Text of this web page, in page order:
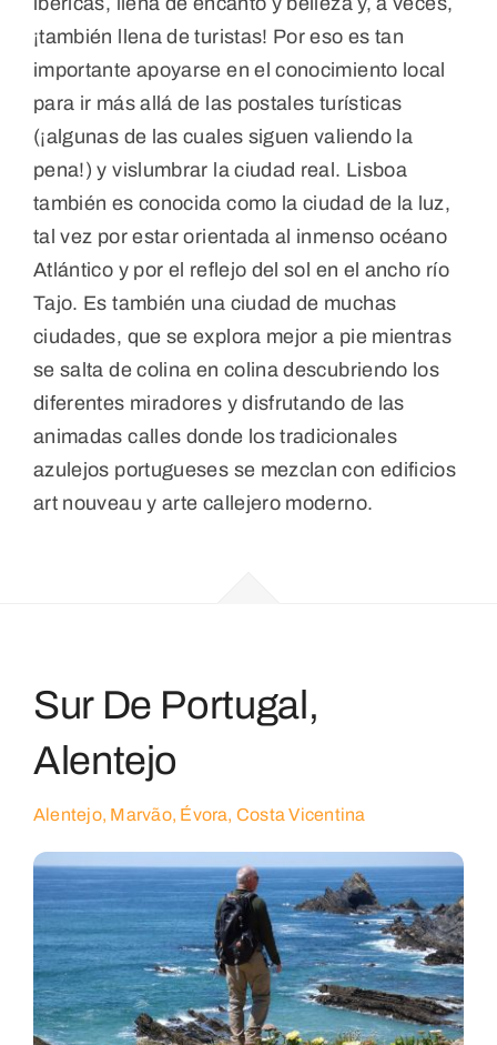
¡también llena de turistas! Por eso es tan
importante apoyarse en el conocimiento local
para ir más allá de las postales turísticas
(¡algunas de las cuales siguen valiendo la
pena!) y vislumbrar la ciudad real. Lisboa
también es conocida como la ciudad de la luz,
tal vez por estar orientada al inmenso océano
Atlántico y por el reflejo del sol en el ancho río
Tajo. Es también una ciudad de muchas
ciudades, que se explora mejor a pie mientras
se salta de colina en colina descubriendo los
diferentes miradores y disfrutando de las
animadas calles donde los tradicionales
azulejos portugueses se mezclan con edificios
art nouveau y arte callejero moderno.
Sur De Portugal,
Alentejo
Alentejo, Marvão, Évora, Costa Vicentina